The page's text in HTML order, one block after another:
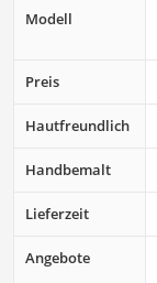
Modell
Preis
Hautfreundlich
Handbemalt
Lieferzeit
Angebote